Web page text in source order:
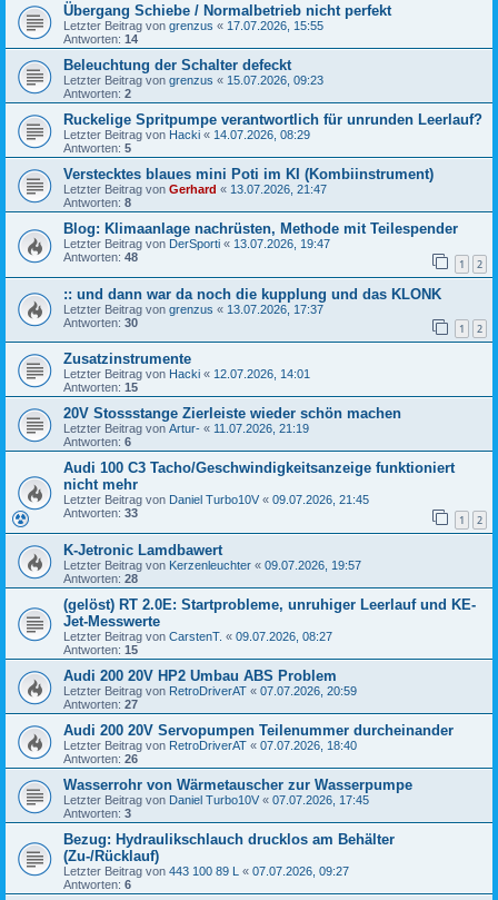
Übergang Schiebe / Normalbetrieb nicht perfekt
Letzter Beitrag von grenzus « 17.07.2026, 15:55
Antworten: 14
Beleuchtung der Schalter defeckt
Letzter Beitrag von grenzus « 15.07.2026, 09:23
Antworten: 2
Ruckelige Spritpumpe verantwortlich für unrunden Leerlauf?
Letzter Beitrag von Hacki « 14.07.2026, 08:29
Antworten: 5
Verstecktes blaues mini Poti im KI (Kombiinstrument)
Letzter Beitrag von Gerhard « 13.07.2026, 21:47
Antworten: 8
Blog: Klimaanlage nachrüsten, Methode mit Teilespender
Letzter Beitrag von DerSporti « 13.07.2026, 19:47
Antworten: 48 1 2
:: und dann war da noch die kupplung und das KLONK
Letzter Beitrag von grenzus « 13.07.2026, 17:37
Antworten: 30 1 2
Zusatzinstrumente
Letzter Beitrag von Hacki « 12.07.2026, 14:01
Antworten: 15
20V Stossstange Zierleiste wieder schön machen
Letzter Beitrag von Artur- « 11.07.2026, 21:19
Antworten: 6
Audi 100 C3 Tacho/Geschwindigkeitsanzeige funktioniert
nicht mehr
Letzter Beitrag von Daniel Turbo10V « 09.07.2026, 21:45
Antworten: 33 1 2
K-Jetronic Lamdbawert
Letzter Beitrag von Kerzenleuchter « 09.07.2026, 19:57
Antworten: 28
(gelöst) RT 2.0E: Startprobleme, unruhiger Leerlauf und KE-
Jet-Messwerte
Letzter Beitrag von CarstenT. « 09.07.2026, 08:27
Antworten: 15
Audi 200 20V HP2 Umbau ABS Problem
Letzter Beitrag von RetroDriverAT « 07.07.2026, 20:59
Antworten: 27
Audi 200 20V Servopumpen Teilenummer durcheinander
Letzter Beitrag von RetroDriverAT « 07.07.2026, 18:40
Antworten: 26
Wasserrohr von Wärmetauscher zur Wasserpumpe
Letzter Beitrag von Daniel Turbo10V « 07.07.2026, 17:45
Antworten: 3
Bezug: Hydraulikschlauch drucklos am Behälter
(Zu-/Rücklauf)
Letzter Beitrag von 443 100 89 L « 07.07.2026, 09:27
Antworten: 6